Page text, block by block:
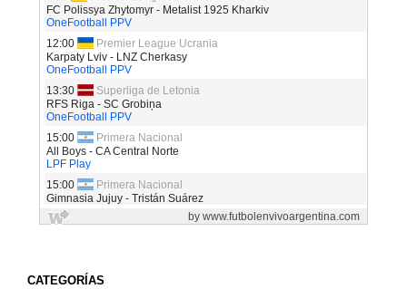
CATEGORÍAS